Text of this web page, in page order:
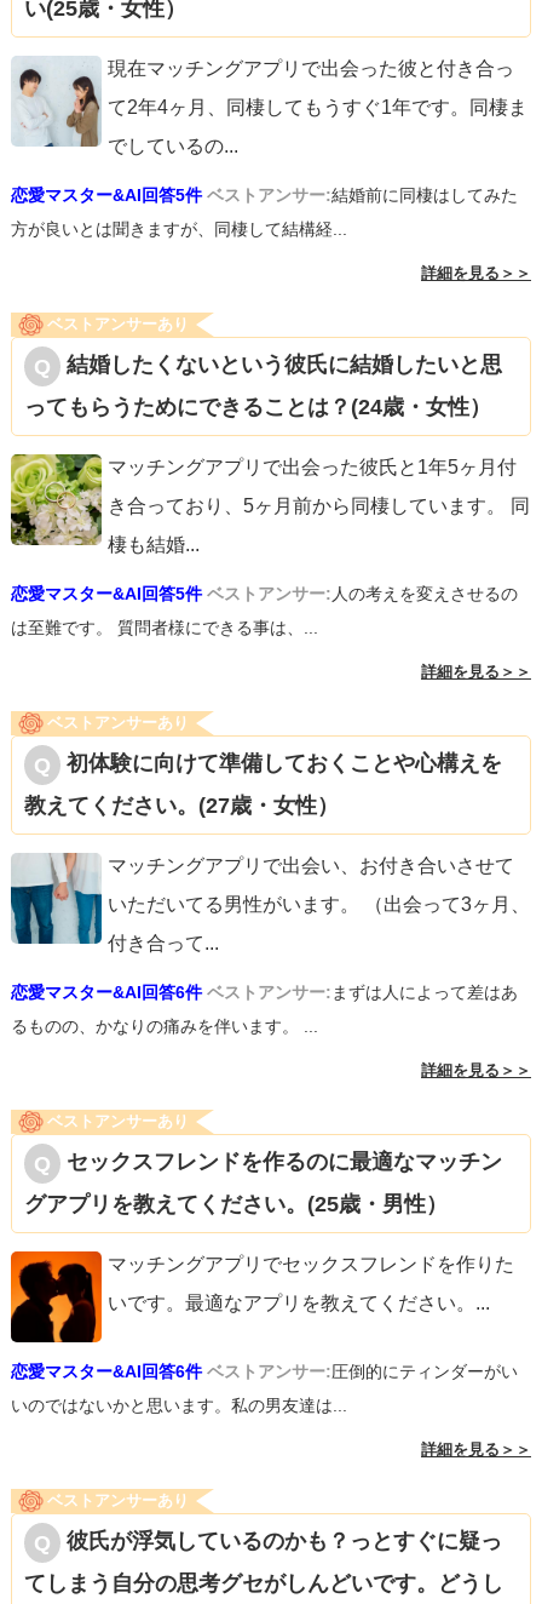
い(25歳・女性）
現在マッチングアプリで出会った彼と付き合っ
て2年4ヶ月、同棲してもうすぐ1年です。同棲ま
でしているの...
恋愛マスター&AI回答5件 ベストアンサー:結婚前に同棲はしてみた
方が良いとは聞きますが、同棲して結構経...
詳細を見る＞＞
ベストアンサーあり
結婚したくないという彼氏に結婚したいと思
ってもらうためにできることは？(24歳・女性）
マッチングアプリで出会った彼氏と1年5ヶ月付
き合っており、5ヶ月前から同棲しています。 同
棲も結婚...
恋愛マスター&AI回答5件 ベストアンサー:人の考えを変えさせるの
は至難です。 質問者様にできる事は、...
詳細を見る＞＞
ベストアンサーあり
初体験に向けて準備しておくことや心構えを
教えてください。(27歳・女性）
マッチングアプリで出会い、お付き合いさせて
いただいてる男性がいます。 （出会って3ヶ月、
付き合って...
恋愛マスター&AI回答6件 ベストアンサー:まずは人によって差はあ
るものの、かなりの痛みを伴います。 ...
詳細を見る＞＞
ベストアンサーあり
セックスフレンドを作るのに最適なマッチン
グアプリを教えてください。(25歳・男性）
マッチングアプリでセックスフレンドを作りた
いです。最適なアプリを教えてください。 ...
恋愛マスター&AI回答6件 ベストアンサー:圧倒的にティンダーがい
いのではないかと思います。私の男友達は...
詳細を見る＞＞
ベストアンサーあり
彼氏が浮気しているのかも？っとすぐに疑っ
てしまう自分の思考グセがしんどいです。どうし